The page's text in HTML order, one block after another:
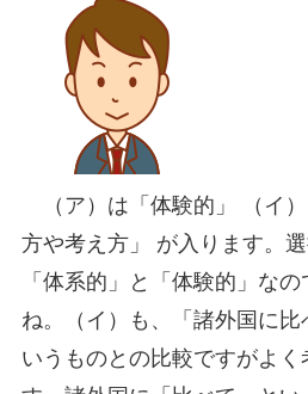
（ア）は「体験的」 （イ
方や考え方」 が入ります。
「体系的」と「体験的」な
ね。（イ）も、「諸外国に比
いうものとの比較ですがよく